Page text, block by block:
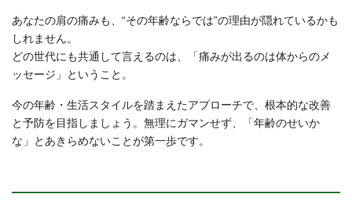
あなたの肩の痛みも、“その年齢ならでは”の理由が隠れているかも
しれません。
どの世代にも共通して言えるのは、「痛みが出るのは体からのメ
ッセージ」ということ。
今の年齢・生活スタイルを踏まえたアプローチで、根本的な改善
と予防を目指しましょう。無理にガマンせず、「年齢のせいか
な」とあきらめないことが第一歩です。